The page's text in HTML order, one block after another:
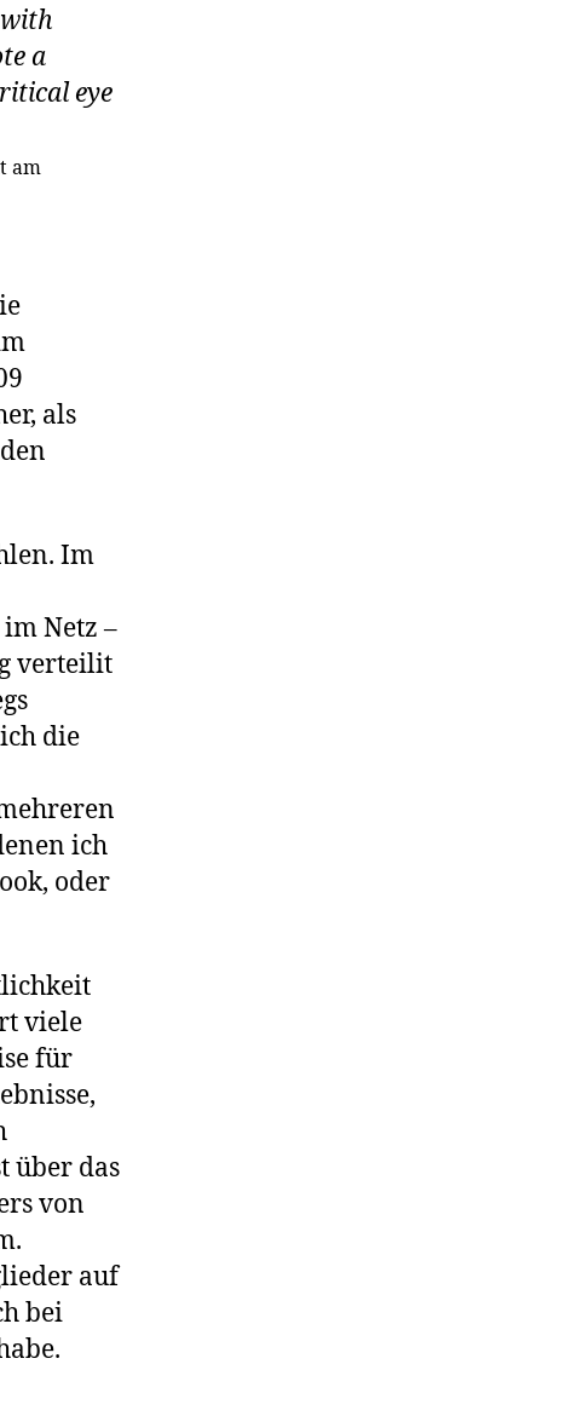
a
eye
am
als
Im
Netz –
verteilit
die
ich
oder
viele
für
über das
von
auf
bei